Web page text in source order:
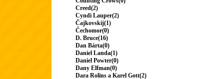
Creed(2)
Cyndi Lauper(2)
Čajkovskij(1)
Čechomor(0)
D. Bruce(16)
Dan Bárta(0)
Daniel Landa(1)
Daniel Powter(0)
Dany Elfman(0)
Dara Rolins a Karel Gott(2)